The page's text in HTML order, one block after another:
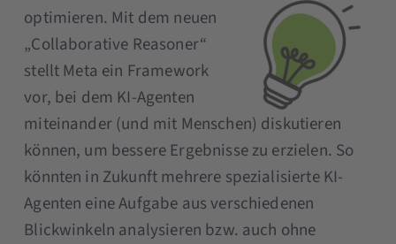
optimieren. Mit dem neuen
„Collaborative Reasoner“
stellt Meta ein Framework
vor, bei dem KI-Agenten
miteinander (und mit Menschen) diskutieren
können, um bessere Ergebnisse zu erzielen. So
könnten in Zukunft mehrere spezialisierte KI-
Agenten eine Aufgabe aus verschiedenen
Blickwinkeln analysieren bzw. auch ohne